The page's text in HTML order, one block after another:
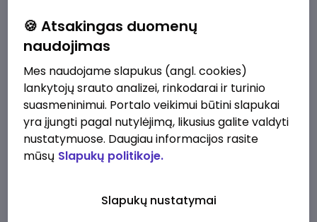
Pridėti naują
Kokios srities darbo pasiūlymai jus domina?
Pridėti naują
🍪 Atsakingas duomenų
naudojimas
Mes naudojame slapukus (angl. cookies)
lankytojų srauto analizei, rinkodarai ir turinio
suasmeninimui. Portalo veikimui būtini slapukai
yra įjungti pagal nutylėjimą, likusius galite valdyti
nustatymuose. Daugiau informacijos rasite
mūsų Slapukų politikoje.
Slapukų nustatymai